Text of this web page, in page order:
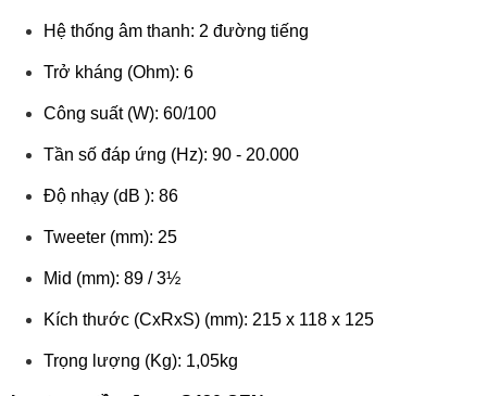
Hệ thống âm thanh: 2 đường tiếng
Trở kháng (Ohm): 6
Công suất (W): 60/100
Tần số đáp ứng (Hz): 90 - 20.000
Độ nhạy (dB ): 86
Tweeter (mm): 25
Mid (mm): 89 / 3½
Kích thước (CxRxS) (mm): 215 x 118 x 125
Trọng lượng (Kg): 1,05kg